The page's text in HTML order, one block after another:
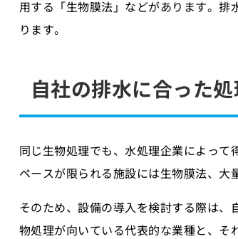
用する「生物膜法」などがあります。
ります。
自社の排水に合った
同じ生物処理でも、水処理企業によっ
ペースが限られる施設には生物膜法、大
そのため、設備の導入を検討する際は
物処理が向いている代表的な業種と、そ